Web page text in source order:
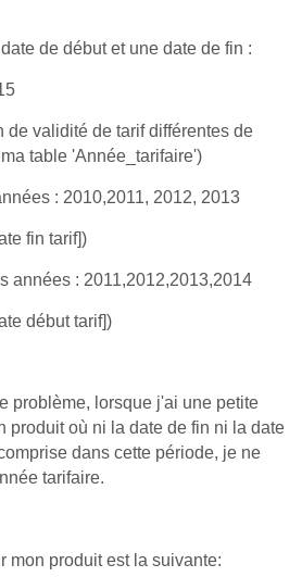
de début et une date de fin :
de validité de tarif différentes de
table 'Année_tarifaire')
: 2010,2011, 2012, 2013
fin tarif])
années : 2011,2012,2013,2014
début tarif])
problème, lorsque j'ai une petite
produit où ni la date de fin ni la date
dans cette période, je ne
tarifaire.
mon produit est la suivante: